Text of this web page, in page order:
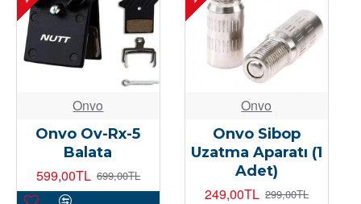
Onvo
Onvo Ov-Rx-5
Balata
599,00TL 699,00TL
Onvo
Onvo Sibop
Uzatma Aparatı (1
Adet)
249,00TL 299,00TL